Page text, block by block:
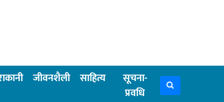
जीवनशैली साहित्य
सूचना-
प्रवधि